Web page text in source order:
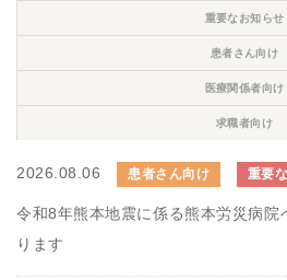
重要なお知らせ
患者さん向け
医療関係者向け
求職者向け
2026.08.06 患者さん向け 重要
令和8年熊本地震に係る熊本労災病院
ります